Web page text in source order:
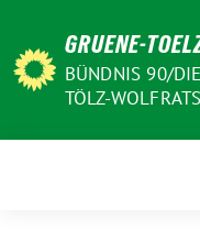
zum
Inhalt
GRUENE-
BÜNDNIS 90/
TÖLZ-